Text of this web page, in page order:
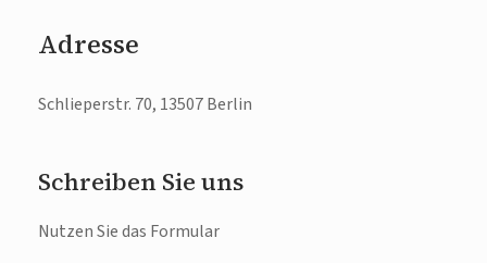
Adresse
Schlieperstr. 70, 13507 Berlin
Schreiben Sie uns
Nutzen Sie das Formular